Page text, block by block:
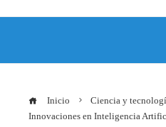
Inicio
Ciencia y
Innovaciones en Inteligencia